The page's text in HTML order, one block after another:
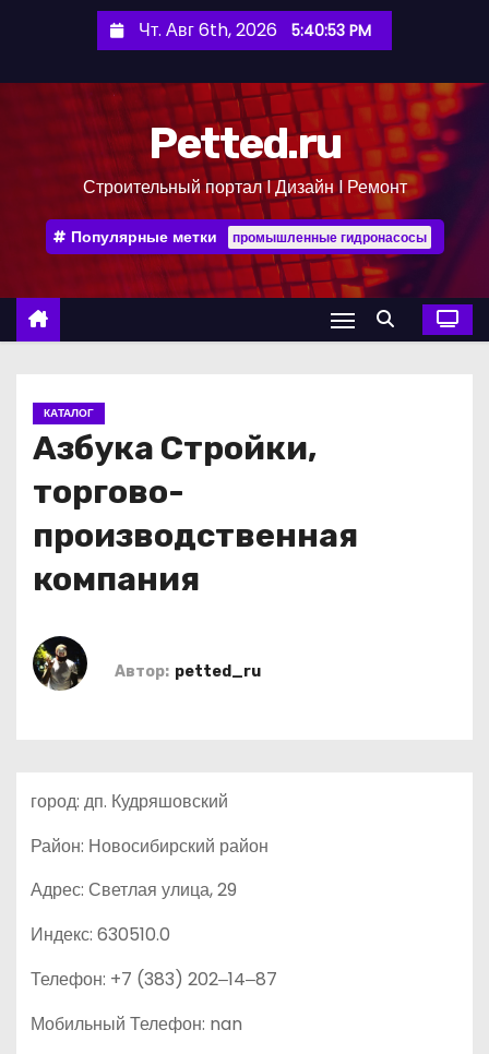
е
Чт. Авг 6th, 2026 5:40:53 PM
Petted.ru
Строительный портал l Дизайн l Ремонт
Популярные метки промышленные гидронасосы
КАТАЛОГ
Азбука Стройки,
торгово-
производственная
компания
Автор: petted_ru
город: дп. Кудряшовский
Район: Новосибирский район
Адрес: Светлая улица, 29
Индекс: 630510.0
Телефон: +7 (383) 202‒14‒87
Мобильный Телефон: nan